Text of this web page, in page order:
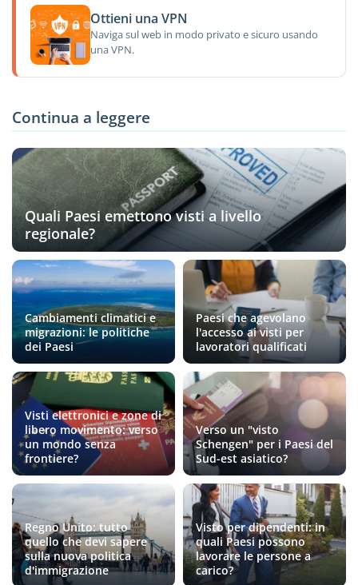
Ottieni una VPN
Naviga sul web in modo privato e sicuro usando
una VPN.
Continua a leggere
Quali Paesi emettono visti a livello
regionale?
Cambiamenti climatici e
migrazioni: le politiche
dei Paesi
Paesi che agevolano
l'accesso ai visti per
lavoratori qualificati
Visti elettronici e zone di
libero movimento: verso
un mondo senza
frontiere?
Verso un "visto
Schengen" per i Paesi del
Sud-est asiatico?
Regno Unito: tutto
quello che devi sapere
sulla nuova politica
d'immigrazione
Visto per dipendenti: in
quali Paesi possono
lavorare le persone a
carico?